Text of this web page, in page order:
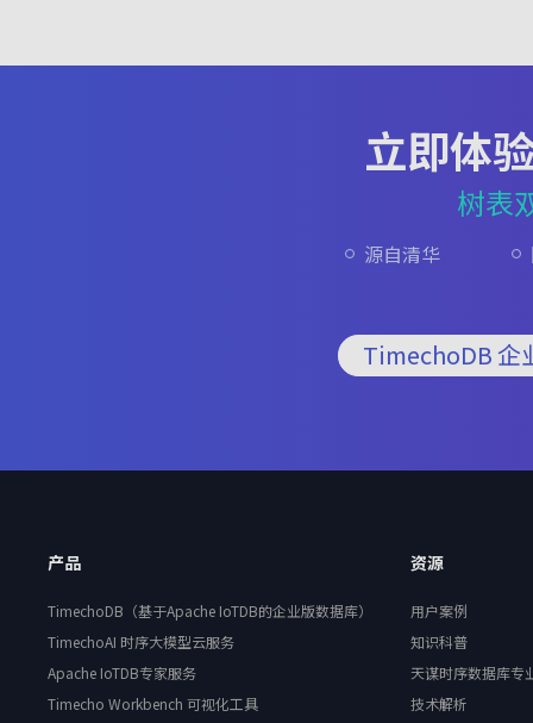
立即体
树表
源自清华
TimechoDB 企
产品
TimechoDB（基于Apache IoTDB的企业版数据库）
TimechoAI 时序大模型云服务
Apache IoTDB专家服务
Timecho Workbench 可视化工具
资源
用户案例
知识科普
天谋时序数据库专
技术解析